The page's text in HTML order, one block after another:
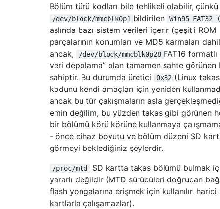
/dev/block/mmcblk0p19        3997696
/dev/block/mmcblk0p20        4005888
/dev/block/mmcblk0p21        4014080
/dev/block/mmcblk0p22        4030464
/dev/block/mmcblk0p23        4071424
/dev/block/mmcblk0p24        4087808
/dev/block/mmcblk0p25        4104192
/dev/block/mmcblk0p26        4120576
/dev/block/mmcblk0p27        4136960
Bölüm türü kodları bile tehlikeli olabilir, çünkü
/dev/block/mmcblk0p1 bildirilen Win95 FAT32
aslında bazı sistem verileri içerir (çeşitli ROM
parçalarının konumları ve MD5 karmaları
ancak,
/dev/block/mmcblk0p28 FAT16 formatlı
veri depolama” olan tamamen sahte görünen
sahiptir. Bu durumda üretici
0x82 (Linux
kodunu kendi amaçları için yeniden
ancak bu tür çakışmaların asla
emin değilim, bu yüzden takas gibi görünen
bir bölümü körü körüne kullanmaya
- önce cihaz boyutu ve bölüm düzeni SD
görmeyi beklediğiniz şeylerdir.
/proc/mtd
SD kartta takas bölümü bulmak
yararlı değildir (MTD sürücüleri doğrudan
flash yongalarına erişmek için kullanılır, harici
kartlarla çalışamazlar).